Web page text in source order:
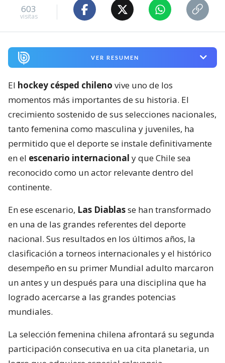
603
visitas
VER RESUMEN
El hockey césped chileno vive uno de los
momentos más importantes de su historia. El
crecimiento sostenido de sus selecciones nacionales,
tanto femenina como masculina y juveniles, ha
permitido que el deporte se instale definitivamente
en el escenario internacional y que Chile sea
reconocido como un actor relevante dentro del
continente.
En ese escenario, Las Diablasse han transformado
en una de las grandes referentes del deporte
nacional. Sus resultados en los últimos años, la
clasificación a torneos internacionales y el histórico
desempeño en su primer Mundial adulto marcaron
un antes y un después para una disciplina que ha
logrado acercarse a las grandes potencias
mundiales.
La selección femenina chilena afrontará su segunda
participación consecutiva en ua cita planetaria, un